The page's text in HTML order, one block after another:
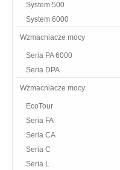
System 500
System 6000
Wzmacniacze mocy
Seria PA 6000
Seria DPA
Wzmacniacze mocy
EcoTour
Seria FA
Seria CA
Seria C
Seria L